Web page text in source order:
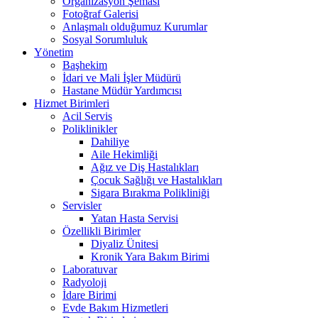
Fotoğraf Galerisi
Anlaşmalı olduğumuz Kurumlar
Sosyal Sorumluluk
Yönetim
Başhekim
İdari ve Mali İşler Müdürü
Hastane Müdür Yardımcısı
Hizmet Birimleri
Acil Servis
Poliklinikler
Dahiliye
Aile Hekimliği
Ağız ve Diş Hastalıkları
Çocuk Sağlığı ve Hastalıkları
Sigara Bırakma Polikliniği
Servisler
Yatan Hasta Servisi
Özellikli Birimler
Diyaliz Ünitesi
Kronik Yara Bakım Birimi
Laboratuvar
Radyoloji
İdare Birimi
Evde Bakım Hizmetleri